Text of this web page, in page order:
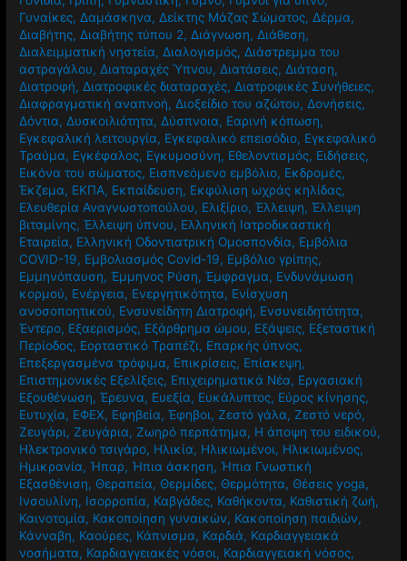
Γυναίκες, Δαμάσκηνα, Δείκτης Μάζας Σώματος, Δέρμα,
Διαβήτης, Διαβήτης τύπου 2, Διάγνωση, Διάθεση,
Διαλειμματική νηστεία, Διαλογισμός, Διάστρεμμα του
αστραγάλου, Διαταραχές Ύπνου, Διατάσεις, Διάταση,
Διατροφή, Διατροφικές διαταραχές, Διατροφικές Συνήθειες,
Διαφραγματική αναπνοή, Διοξείδιο του αζώτου, Δονήσεις,
Δόντια, Δυσκοιλιότητα, Δύσπνοια, Εαρινή κόπωση,
Εγκεφαλική λειτουργία, Εγκεφαλικό επεισόδιο, Εγκεφαλικό
Τραύμα, Εγκέφαλος, Εγκυμοσύνη, Εθελοντισμός, Ειδήσεις,
Εικόνα του σώματος, Εισπνεόμενο εμβόλιο, Εκδρομές,
Έκζεμα, ΕΚΠΑ, Εκπαίδευση, Εκφύλιση ωχράς κηλίδας,
Ελευθερία Αναγνωστοπούλου, Ελιξίριο,Έλλειψη,Έλλειψη
βιταμίνης,Έλλειψη ύπνου, Ελληνική Ιατροδικαστική
Εταιρεία, Ελληνική Οδοντιατρική Ομοσπονδία, Εμβόλια
COVID-19, Εμβολιασμός Covid-19, Εμβόλιο γρίπης,
Εμμηνόπαυση,Έμμηνος Ρύση,Έμφραγμα, Ενδυνάμωση
κορμού, Ενέργεια, Ενεργητικότητα, Ενίσχυση
ανοσοποητικού, Ενσυνείδητη Διατροφή, Ενσυνειδητότητα,
Έντερο, Εξαερισμός, Εξάρθρημα ώμου, Εξάψεις, Εξεταστική
Περίοδος, Εορταστικό Τραπέζι, Επαρκής ύπνος,
Επεξεργασμένα τρόφιμα, Επικρίσεις, Επίσκεψη,
Επιστημονικές Εξελίξεις, Επιχειρηματικά Νέα, Εργασιακή
Εξουθένωση,Έρευνα, Ευεξία, Ευκάλυπτος, Εύρος κίνησης,
Ευτυχία, ΕΦΕΧ, Εφηβεία,Έφηβοι,Ζεστό γάλα,Ζεστό νερό,
Ζευγάρι,Ζευγάρια,Ζωηρό περπάτημα, Η άποψη του ειδικού,
Ηλεκτρονικό τσιγάρο, Ηλικία, Ηλικιωμένοι, Ηλικιωμένος,
Ημικρανία, Ήπαρ, Ήπια άσκηση, Ήπια Γνωστική
Εξασθένιση, Θεραπεία, Θερμίδες, Θερμότητα, Θέσεις yoga,
Ινσουλίνη, Ισορροπία, Καβγάδες, Καθήκοντα, Καθιστική ζωή,
Καινοτομία, Κακοποίηση γυναικών, Κακοποίηση παιδιών,
Κάνναβη, Καούρες, Κάπνισμα, Καρδιά, Καρδιαγγειακά
νοσήματα, Καρδιαγγειακές νόσοι, Καρδιαγγειακή νόσος,